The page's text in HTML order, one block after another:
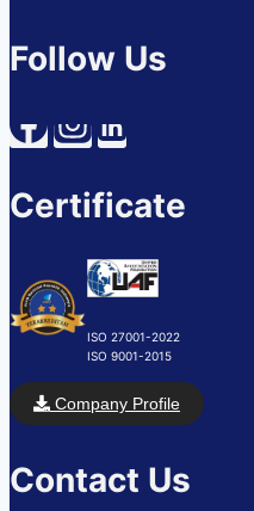
Follow Us
Certificate
ISO 27001-2022
ISO 9001-2015
Company Profile
Contact Us